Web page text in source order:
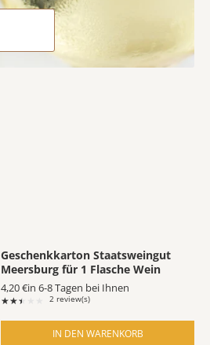
Geschenkkarton Staatsweingut
Meersburg für 1 Flasche Wein
4,20 €in 6-8 Tagen bei Ihnen
★★★★★
Rating: 2.5 out of 5 stars
2 review(s)
IN DEN WARENKORB